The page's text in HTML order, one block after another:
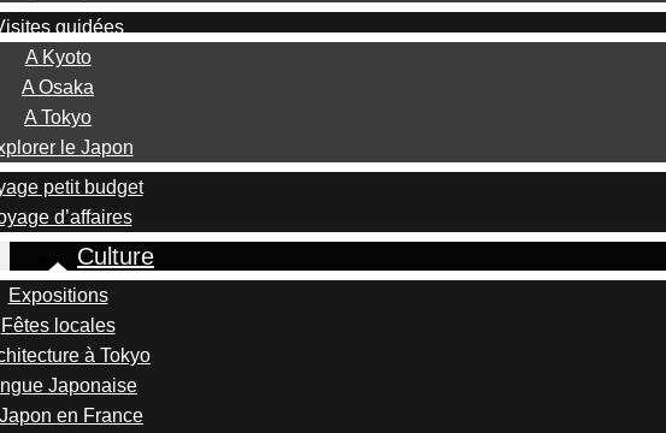
guidées
A Kyoto
A Osaka
A Tokyo
le Japon
petit budget
d’affaires
Culture
Expositions
Fêtes locales
à Tokyo
Japonaise
en France